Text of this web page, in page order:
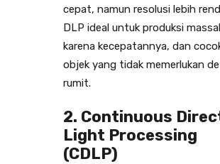
cepat, namun resolusi lebih
DLP ideal untuk produksi massal
karena kecepatannya, dan
objek yang tidak memerlukan
rumit.
2. Continuous
Light Processing
(CDLP)